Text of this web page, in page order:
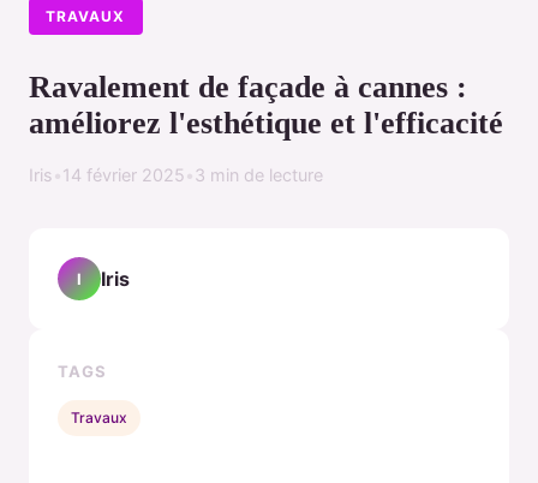
TRAVAUX
Ravalement de façade à cannes :
améliorez l'esthétique et l'efficacité
Iris 14 février 2025 3 min de lecture
I Iris
TAGS
Travaux